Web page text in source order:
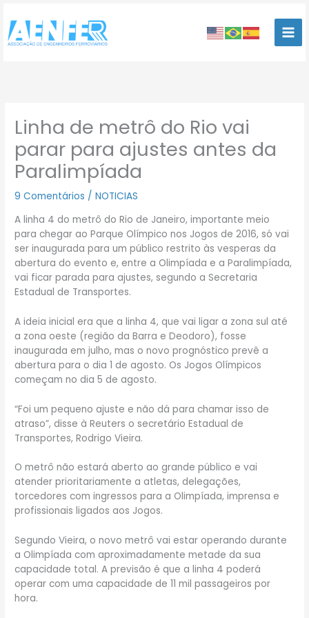
para
conteúdo
Linha de metrô do Rio vai
parar para ajustes antes da
Paralimpíada
9 Comentários /NOTICIAS
A linha 4 do metrô do Rio de Janeiro, importante meio
para chegar ao Parque Olímpico nos Jogos de 2016, só vai
ser inaugurada para um público restrito às vesperas da
abertura do evento e, entre a Olimpíada e a Paralimpíada,
vai ficar parada para ajustes, segundo a Secretaria
Estadual de Transportes.
A ideia inicial era que a linha 4, que vai ligar a zona sul até
a zona oeste (região da Barra e Deodoro), fosse
inaugurada em julho, mas o novo prognóstico prevê a
abertura para o dia 1 de agosto. Os Jogos Olímpicos
começam no dia 5 de agosto.
“Foi um pequeno ajuste e não dá para chamar isso de
atraso”, disse à Reuters o secretário Estadual de
Transportes, Rodrigo Vieira.
O metrô não estará aberto ao grande público e vai
atender prioritariamente a atletas, delegações,
torcedores com ingressos para a Olimpíada, imprensa e
profissionais ligados aos Jogos.
Segundo Vieira, o novo metrô vai estar operando durante
a Olimpíada com aproximadamente metade da sua
capacidade total. A previsão é que a linha 4 poderá
operar com uma capacidade de 11 mil passageiros por
hora.